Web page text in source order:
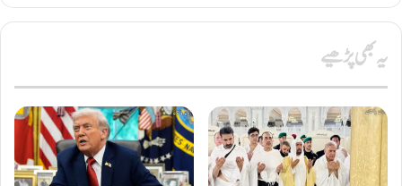
یہ بھی پڑھیے